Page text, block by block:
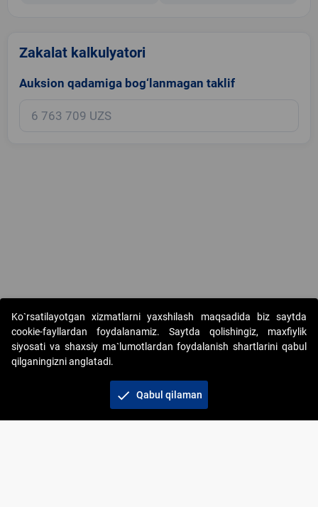
Zakalat kalkulyatori
Auksion qadamiga bog‘lanmagan taklif
Copyright © 2017-2026. "Elektron onlayn-auksionlarni tashkil etish"
AJ. Barcha huquqlar himoyalangan
+998 71 202-21-11
Ko`rsatilayotgan xizmatlarni yaxshilash maqsadida biz saytda
cookie-fayllardan foydalanamiz. Saytda qolishingiz, maxfiylik
siyosati va shaxsiy ma`lumotlardan foydalanish shartlarini qabul
qilganingizni anglatadi.
check Qabul qilaman